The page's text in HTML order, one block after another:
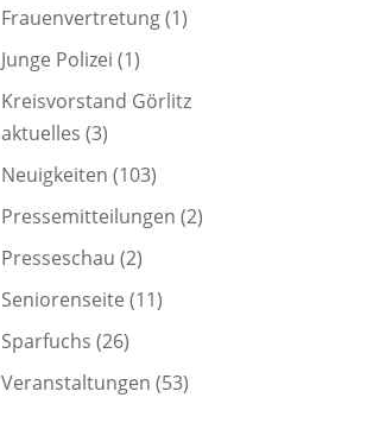
Frauenvertretung(1)
Junge Polizei (1)
Kreisvorstand Görlitz
aktuelles (3)
Neuigkeiten (103)
Pressemitteilungen (2)
Presseschau (2)
Seniorenseite (11)
Sparfuchs (26)
Veranstaltungen (53)